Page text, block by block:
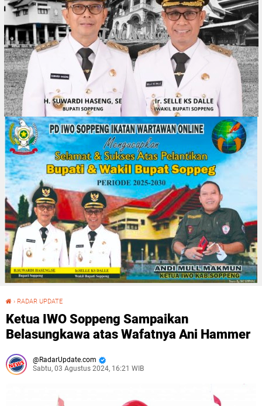
› RADAR UPDATE
Ketua IWO Soppeng Sampaikan
Belasungkawa atas Wafatnya Ani Hammer
RadarUpdate.com
Sabtu, 03 Agustus 2024, 16:21 WIB